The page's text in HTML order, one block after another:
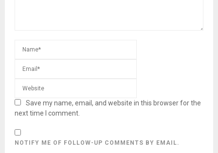
Save my name, email, and website in this browser for the
next time I comment.
NOTIFY ME OF FOLLOW-UP COMMENTS BY EMAIL.